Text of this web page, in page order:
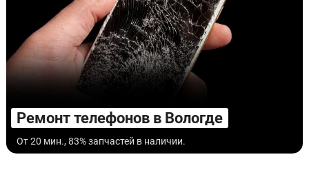
Ремонт телефонов в Вологде
От 20 мин., 83% запчастей в наличии.